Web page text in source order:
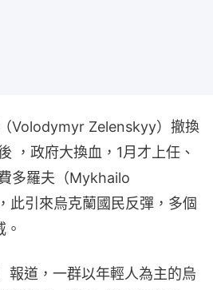
Volodymyr Zelenskyy）撤換
，政府大換血，1月才上任、
多羅夫（Mykhailo
此引來烏克蘭國民反彈，多個
報道，一群以年輕人為主的烏